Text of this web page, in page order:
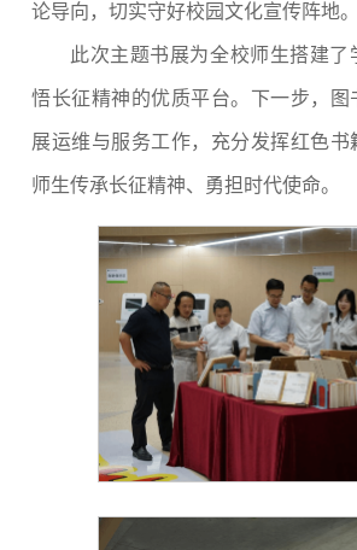
论导向，切实守好校园文化宣传阵地。
此次主题书展为全校师生搭建
悟长征精神的优质平台。下一步，图
展运维与服务工作，充分发挥红色书
师生传承长征精神、勇担时代使命。